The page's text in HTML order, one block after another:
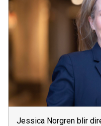
Jessica Norgren blir